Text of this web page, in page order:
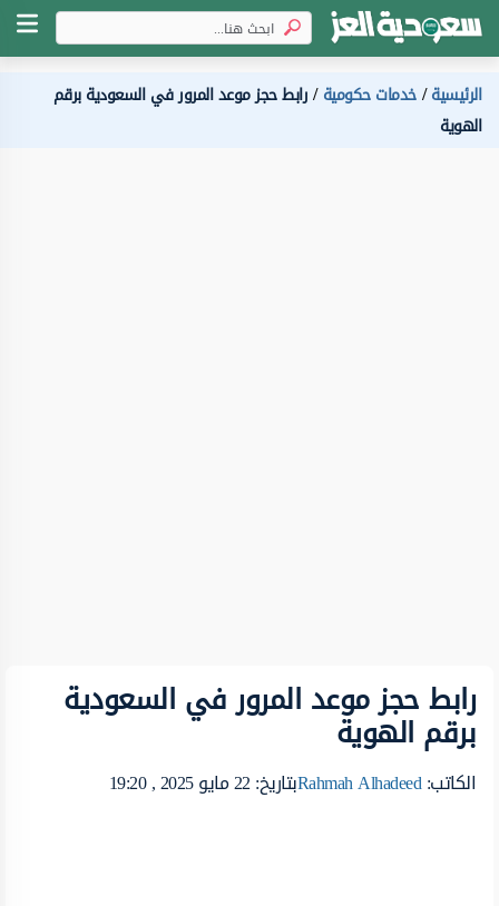
الرئيسية خدمات حكومية رابط حجز موعد المرور في السعودية برقم
الهوية
رابط حجز موعد المرور في السعودية
برقم الهوية
الكاتب:Rahmah Alhadeedبتاريخ: 22 مايو 2025 , 19:20